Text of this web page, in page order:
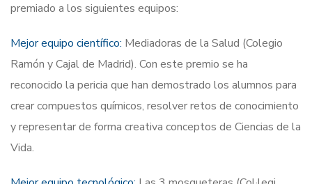
premiado a los siguientes equipos:
Mejor equipo científico: Mediadoras de la Salud (Colegio
Ramón y Cajal de Madrid). Con este premio se ha
reconocido la pericia que han demostrado los alumnos para
crear compuestos químicos, resolver retos de conocimiento
y representar de forma creativa conceptos de Ciencias de la
Vida.